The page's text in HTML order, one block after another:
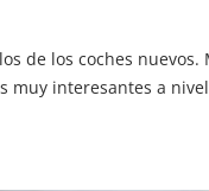
de los coches
interesantes a